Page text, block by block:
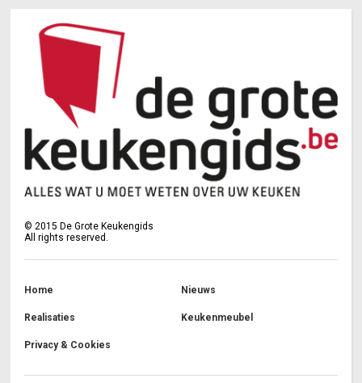
©2015 De Grote Keukengids
All rights reserved.
Home Nieuws
Realisaties Keukenmeubel
Privacy & Cookies